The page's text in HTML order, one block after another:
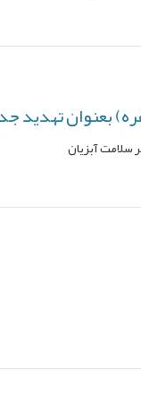
بعنوان تهدید
سلامت آبزیان